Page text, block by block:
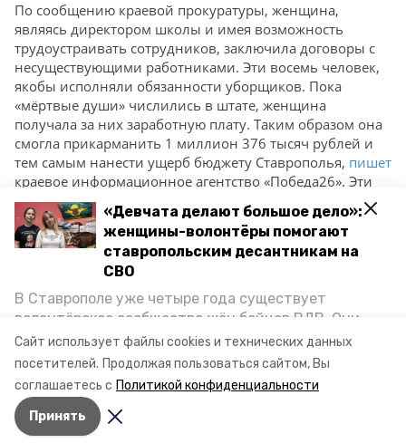
Сайт использует файлы cookies и технических данных
посетителей. Продолжая пользоваться сайтом, Вы
соглашаетесь с Политикой конфиденциальности
Принять
«Девчата делают большое дело»:
женщины-волонтёры помогают
ставропольским десантникам на
СВО
В Ставрополе уже четыре года существует
волонтёрское сообщество жён бойцов ВДВ. Они
организуют сборы вещей и продуктов для
участников спецоперации и лично отвозят всё это
на передовую. Девушки рассказали «Победе26», как
создавали добровольческий клуб и зачем проводят
масштабную акцию к 9 Мая.
По сообщению краевой прокуратуры, женщина,
являясь директором школы и имея возможность
трудоустраивать сотрудников, заключила договоры с
несуществующими работниками. Эти восемь человек,
якобы исполняли обязанности уборщиков. Пока
«мёртвые души» числились в штате, женщина
получала за них заработную плату. Таким образом она
смогла прикарманить 1 миллион 376 тысяч рублей и
тем самым нанести ущерб бюджету Ставрополья, пишет
краевое информационное агентство «Победа26». Эти
деньги она уже успела потратить.
По данному факту возбуждено уголовного дело.
Подозреваемой грозит до десяти лет лишения свободы
Ранее сообщалось, что злоумышленникстащил
дорогой мобильник из машины ставропольчанки.
Авторы: Алексей Прус
Авторы: Алексей Прус